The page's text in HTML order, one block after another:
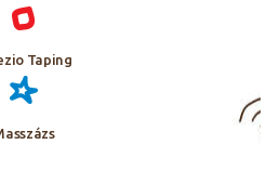
Taping